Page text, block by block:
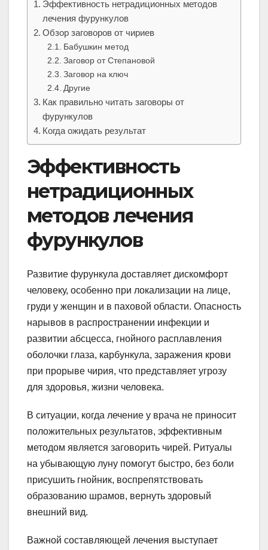
Эффективность нетрадиционных методов
лечения фурункулов
Обзор заговоров от чириев
Бабушкин метод
Заговор от Степановой
Заговор на ключ
Другие
Как правильно читать заговоры от
фурункулов
Когда ожидать результат
Эффективность
нетрадиционных
методов лечения
фурункулов
Развитие фурункула доставляет дискомфорт
человеку, особенно при локализации на лице,
груди у женщин и в паховой области. Опасность
нарывов в распространении инфекции и
развитии абсцесса, гнойного расплавления
оболочки глаза, карбункула, заражения крови
при прорыве чирия, что представляет угрозу
для здоровья, жизни человека.
В ситуации, когда лечение у врача не приносит
положительных результатов, эффективным
методом является заговорить чирей. Ритуалы
на убывающую луну помогут быстро, без боли
присушить гнойник, воспрепятствовать
образованию шрамов, вернуть здоровый
внешний вид.
Важной составляющей лечения выступает